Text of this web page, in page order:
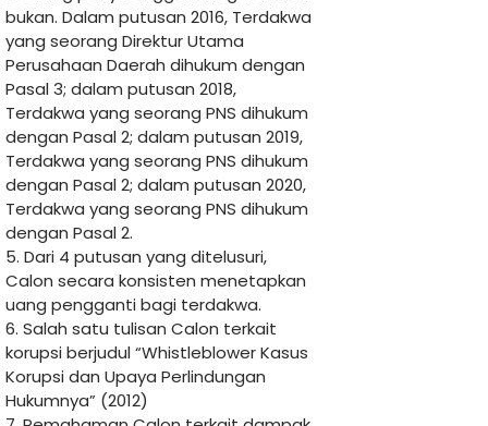
bukan. Dalam putusan 2016, Terdakwa
yang seorang Direktur Utama
Perusahaan Daerah dihukum dengan
Pasal 3; dalam putusan 2018,
Terdakwa yang seorang PNS dihukum
dengan Pasal 2; dalam putusan 2019,
Terdakwa yang seorang PNS dihukum
dengan Pasal 2; dalam putusan 2020,
Terdakwa yang seorang PNS dihukum
dengan Pasal 2.
5. Dari 4 putusan yang ditelusuri,
Calon secara konsisten menetapkan
uang pengganti bagi terdakwa.
6. Salah satu tulisan Calon terkait
korupsi berjudul “Whistleblower Kasus
Korupsi dan Upaya Perlindungan
Hukumnya” (2012)